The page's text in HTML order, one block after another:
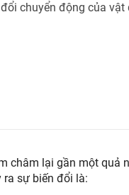
chuyển động của
châm lại gần một quả
sự biến đổi là: